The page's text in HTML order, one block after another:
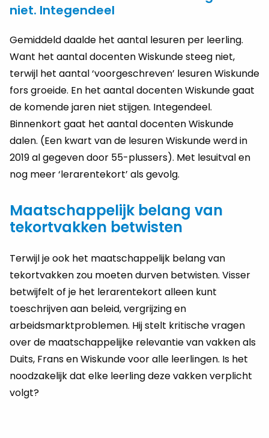
niet. Integendeel
Gemiddeld daalde het aantal lesuren per leerling.
Want het aantal docenten Wiskunde steeg niet,
terwijl het aantal ‘voorgeschreven’ lesuren Wiskunde
fors groeide. En het aantal docenten Wiskunde gaat
de komende jaren niet stijgen. Integendeel.
Binnenkort gaat het aantal docenten Wiskunde
dalen. (Een kwart van de lesuren Wiskunde werd in
2019 al gegeven door 55-plussers). Met lesuitval en
nog meer ‘lerarentekort’ als gevolg.
Maatschappelijk belang van
tekortvakken betwisten
Terwijl je ook het maatschappelijk belang van
tekortvakken zou moeten durven betwisten. Visser
betwijfelt of je het lerarentekort alleen kunt
toeschrijven aan beleid, vergrijzing en
arbeidsmarktproblemen. Hij stelt kritische vragen
over de maatschappelijke relevantie van vakken als
Duits, Frans en Wiskunde voor alle leerlingen. Is het
noodzakelijk dat elke leerling deze vakken verplicht
volgt?